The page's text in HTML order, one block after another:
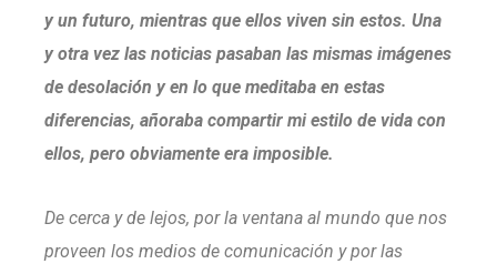
y un futuro, mientras que ellos viven sin estos. Una
y otra vez las noticias pasaban las mismas imágenes
de desolación y en lo que meditaba en estas
diferencias, añoraba compartir mi estilo de vida con
ellos, pero obviamente era imposible.
De cerca y de lejos, por la ventana al mundo que nos
proveen los medios de comunicación y por las